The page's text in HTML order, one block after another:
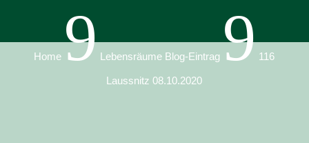
Home 9 Lebensräume Blog-Eintrag 9 116
Laussnitz 08.10.2020